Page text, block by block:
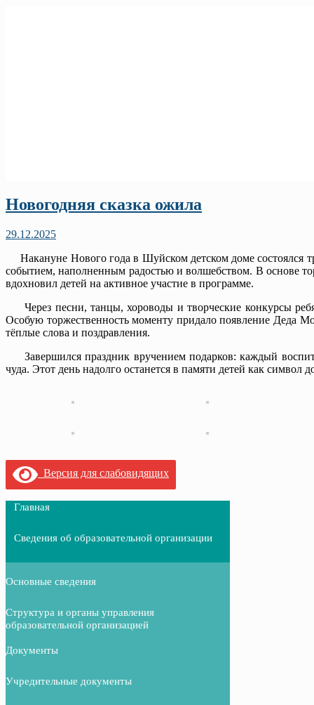
Новогодняя сказка ожила
29.12.2025
Накануне Нового года в Шуйском детском доме состоялся
событием, наполненным радостью и волшебством. В основе
вдохновил детей на активное участие в программе.
Через песни, танцы, хороводы и творческие конкурсы
Особую торжественность моменту придало появление Деда
тёплые слова и поздравления.
Завершился праздник вручением подарков: каждый
чуда. Этот день надолго останется в памяти детей как символ
Версия для слабовидящих
Главная
Сведения об образовательной организации
Основные сведения
Структура и органы управления
образовательной организацией
Документы
Учредительные документы